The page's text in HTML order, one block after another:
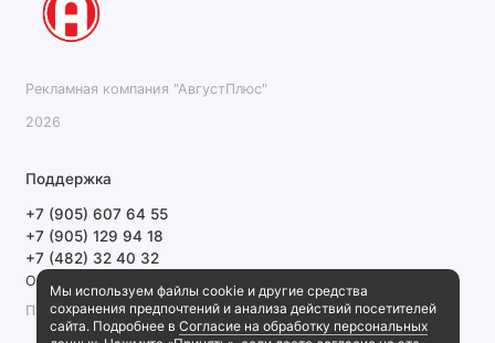
Мы используем файлы cookie и другие средства
сохранения предпочтений и анализа действий посетителей
сайта. Подробнее в Согласие на обработку персональных
Рекламная компания "АвгустПлюс"
2026
Поддержка
+7 (905) 607 64 55
+7 (905) 129 94 18
+7 (482) 32 40 32
Обратный звонок
ПН-ПТ 9:00-18:00 СБ, ВС выходной